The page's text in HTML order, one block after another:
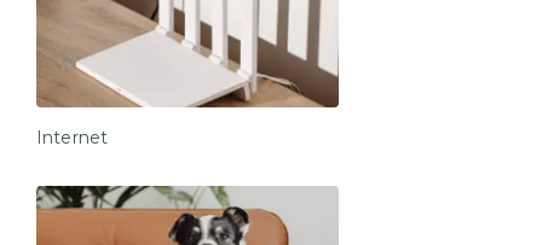
Internet